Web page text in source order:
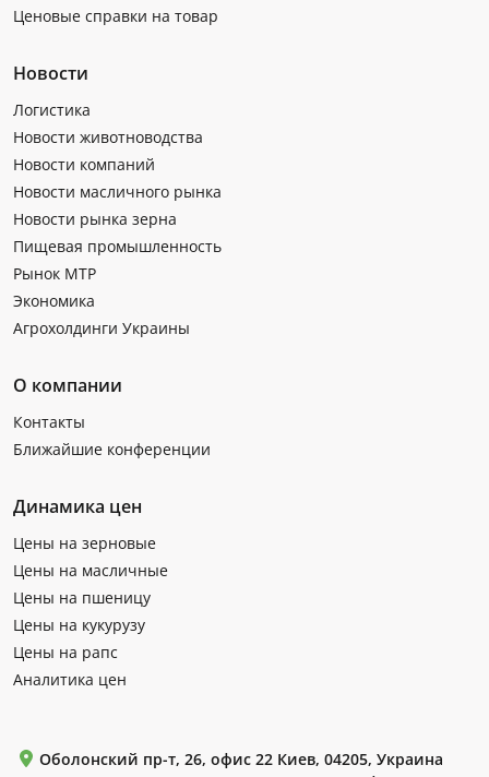
Ценовые справки на товар
Новости
Логистика
Новости животноводства
Новости компаний
Новости масличного рынка
Новости рынка зерна
Пищевая промышленность
Рынок МТР
Экономика
Агрохолдинги Украины
О компании
Контакты
Ближайшие конференции
Динамика цен
Цены на зерновые
Цены на масличные
Цены на пшеницу
Цены на кукурузу
Цены на рапс
Аналитика цен
Оболонский пр-т, 26, офис 22 Киев, 04205, Украина